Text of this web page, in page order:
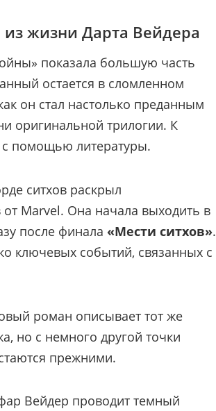
жизни Дарта Вейдера
показала большую часть
остается в сломленном
он стал настолько преданным
оригинальной трилогии. К
помощью литературы.
ситхов раскрыл
Marvel. Она начала выходить в
после финала «Мести ситхов».
ключевых событий, связанных с
роман описывает тот же
но с немного другой точки
прежними.
Вейдер проводит темный